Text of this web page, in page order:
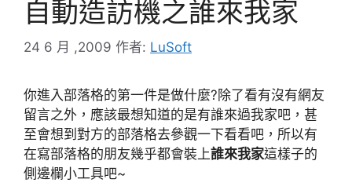
自動造訪機之誰來我家
24 6 月 ,2009 作者: LuSoft
你進入部落格的第一件是做什麼?除了看有沒有網友
留言之外，應該最想知道的是有誰來過我家吧，甚
至會想到對方的部落格去參觀一下看看吧，所以有
在寫部落格的朋友幾乎都會裝上誰來我家這樣子的
側邊欄小工具吧~